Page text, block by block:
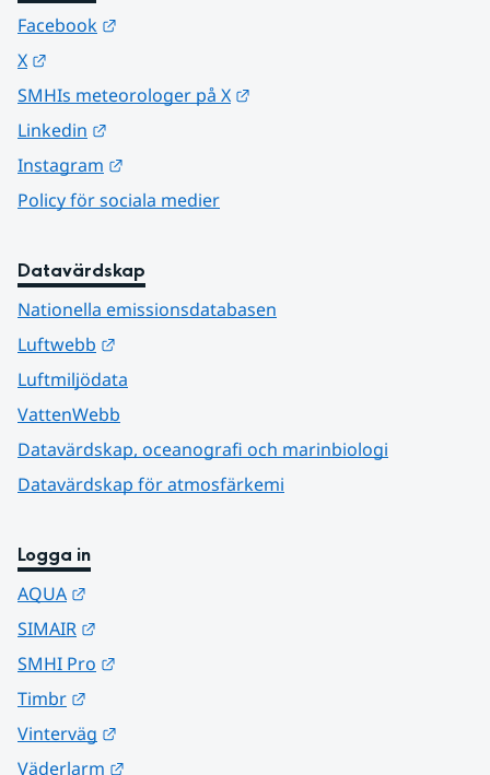
Facebook
X
SMHIs meteorologer på X
Linkedin
Instagram
Policy för sociala medier
Datavärdskap
Nationella emissionsdatabasen
Luftwebb
Luftmiljödata
VattenWebb
Datavärdskap, oceanografi och marinbiologi
Datavärdskap för atmosfärkemi
Logga in
AQUA
SIMAIR
SMHI Pro
Timbr
Vinterväg
Väderlarm